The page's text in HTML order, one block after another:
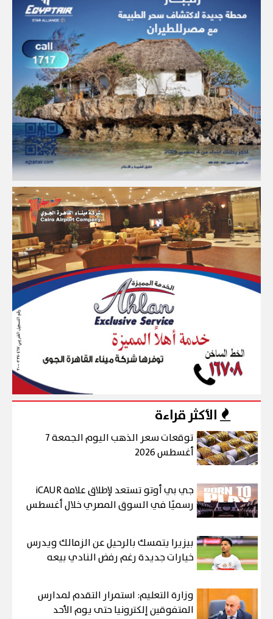
الأكثر قراءة
توقعات سعر الذهب اليوم الجمعة 7
أغسطس 2026
جي بي أوتو تستعد لإطلاق علامة iCAUR
رسميًا في السوق المصري خلال أغسطس
بيزيرا يتمسك بالرحيل عن الزمالك ويدرس
خيارات جديدة رغم رفض النادي بيعه
وزارة التعليم: استمرار التقدم لمدارس
المتفوقين إلكترونيا حتى يوم الأحد